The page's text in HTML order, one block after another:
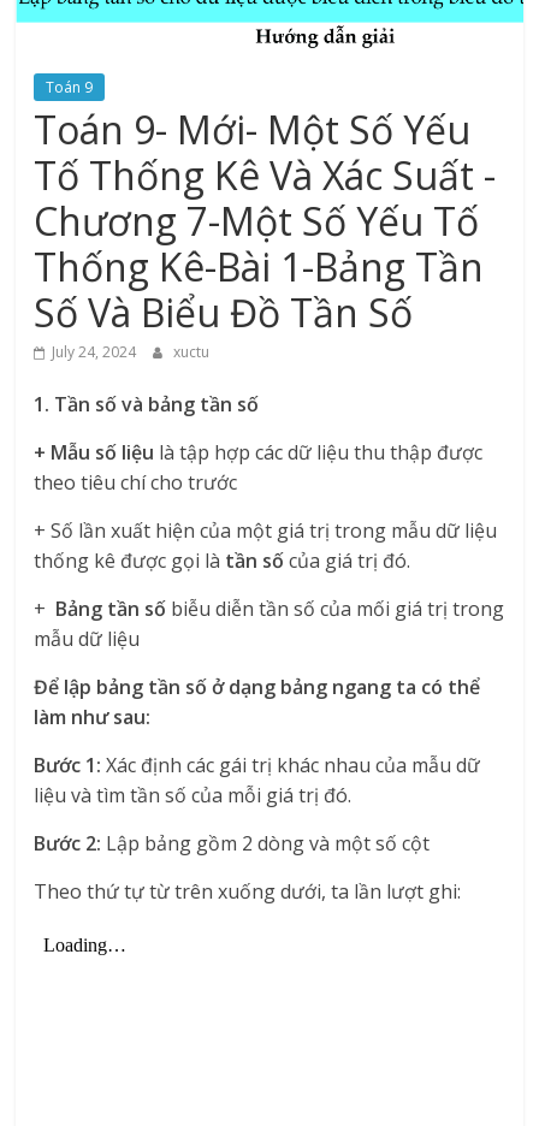
Toán 9
Toán 9- Mới- Một Số Yếu
Tố Thống Kê Và Xác Suất -
Chương 7-Một Số Yếu Tố
Thống Kê-Bài 1-Bảng Tần
Số Và Biểu Đồ Tần Số
July 24, 2024 xuctu
1. Tần số và bảng tần số
+ Mẫu số liệu là tập hợp các dữ liệu thu thập được
theo tiêu chí cho trước
+ Số lần xuất hiện của một giá trị trong mẫu dữ liệu
thống kê được gọi là tần sốcủa giá trị đó.
+ Bảng tần số biễu diễn tần số của mối giá trị trong
mẫu dữ liệu
Để lập bảng tần số ở dạng bảng ngang ta có thể
làm như sau:
Bước 1:Xác định các gái trị khác nhau của mẫu dữ
liệu và tìm tần số của mỗi giá trị đó.
Bước 2: Lập bảng gồm 2 dòng và một số cột
Theo thứ tự từ trên xuống dưới, ta lần lượt ghi: